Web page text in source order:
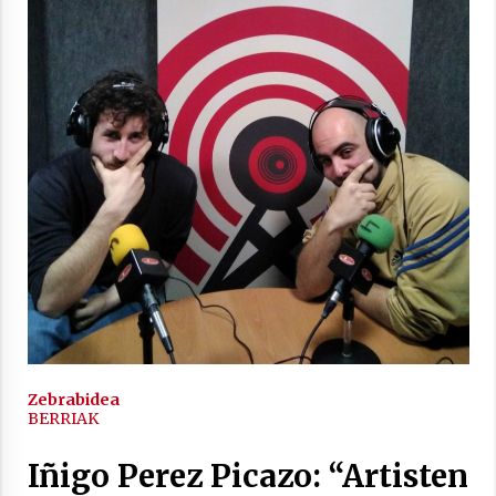
2021/11/25
Mahai-ingurua: irratia, podcastak
eta ondoren zer?
2021/11/12
Zebrabidea
BERRIAK
Iñigo Perez Picazo: “Artisten